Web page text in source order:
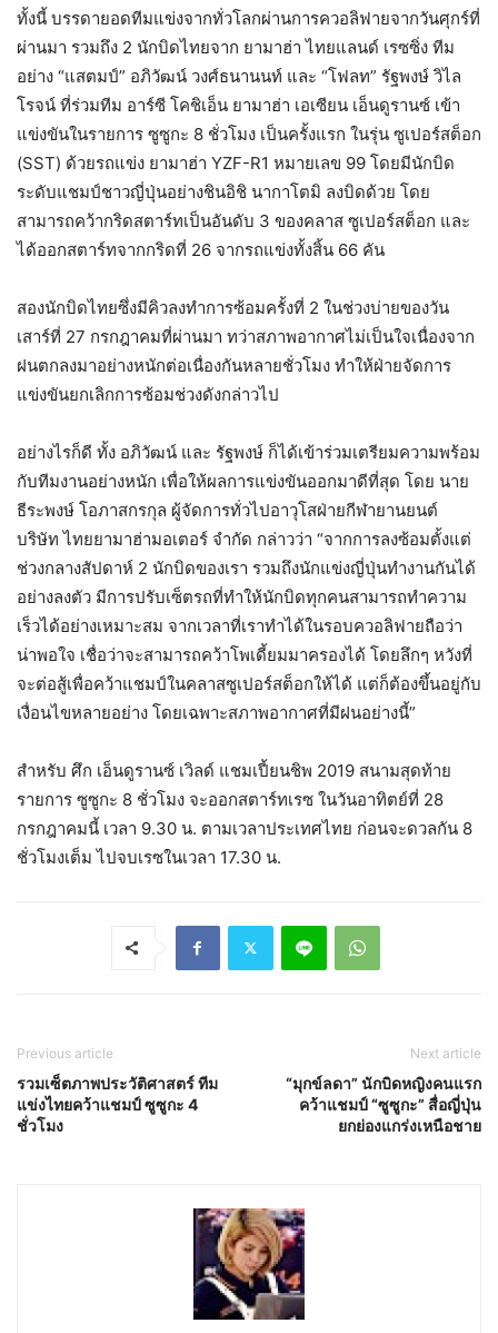
ทั้งนี้ บรรดายอดทีมแข่งจากทั่วโลกผ่านการควอลิฟายจากวันศุกร์ที่
ผ่านมา รวมถึง 2 นักบิดไทยจาก ยามาฮ่า ไทยแลนด์ เรซซิ่ง ทีม
อย่าง “แสตมป์” อภิวัฒน์ วงศ์ธนานนท์ และ “โฟลท” รัฐพงษ์ วิไล
โรจน์ ที่ร่วมทีม อาร์ซี โคชิเอ็น ยามาฮ่า เอเซียน เอ็นดูรานซ์ เข้า
แข่งขันในรายการ ซูซูกะ 8 ชั่วโมง เป็นครั้งแรก ในรุ่น ซูเปอร์สต็อก
(SST) ด้วยรถแข่ง ยามาฮ่า YZF-R1 หมายเลข 99 โดยมีนักบิด
ระดับแชมป์ชาวญี่ปุ่นอย่างชินอิชิ นากาโตมิ ลงบิดด้วย โดย
สามารถคว้ากริดสตาร์ทเป็นอันดับ 3 ของคลาส ซูเปอร์สต็อก และ
ได้ออกสตาร์ทจากกริดที่ 26 จากรถแข่งทั้งสิ้น 66 คัน
สองนักบิดไทยซึ่งมีคิวลงทำการซ้อมครั้งที่ 2 ในช่วงบ่ายของวัน
เสาร์ที่ 27 กรกฎาคมที่ผ่านมา ทว่าสภาพอากาศไม่เป็นใจเนื่องจาก
ฝนตกลงมาอย่างหนักต่อเนื่องกันหลายชั่วโมง ทำให้ฝ่ายจัดการ
แข่งขันยกเลิกการซ้อมช่วงดังกล่าวไป
อย่างไรก็ดี ทั้ง อภิวัฒน์ และ รัฐพงษ์ ก็ได้เข้าร่วมเตรียมความพร้อม
กับทีมงานอย่างหนัก เพื่อให้ผลการแข่งขันออกมาดีที่สุด โดย นาย
ธีระพงษ์ โอภาสกรกุล ผู้จัดการทั่วไปอาวุโสฝ่ายกีฬายานยนต์
บริษัท ไทยยามาฮ่ามอเตอร์ จำกัด กล่าวว่า “จากการลงซ้อมตั้งแต่
ช่วงกลางสัปดาห์ 2 นักบิดของเรา รวมถึงนักแข่งญี่ปุ่นทำงานกันได้
อย่างลงตัว มีการปรับเซ็ตรถที่ทำให้นักบิดทุกคนสามารถทำความ
เร็วได้อย่างเหมาะสม จากเวลาที่เราทำได้ในรอบควอลิฟายถือว่า
น่าพอใจ เชื่อว่าจะสามารถคว้าโพเดี้ยมมาครองได้ โดยลึกๆ หวังที่
จะต่อสู้เพื่อคว้าแชมป์ในคลาสซูเปอร์สต็อกให้ได้ แต่ก็ต้องขึ้นอยู่กับ
เงื่อนไขหลายอย่าง โดยเฉพาะสภาพอากาศที่มีฝนอย่างนี้”
สำหรับ ศึก เอ็นดูรานซ์ เวิลด์ แชมเปี้ยนชิพ 2019 สนามสุดท้าย
รายการ ซูซูกะ 8 ชั่วโมง จะออกสตาร์ทเรซ ในวันอาทิตย์ที่ 28
กรกฎาคมนี้ เวลา 9.30 น. ตามเวลาประเทศไทย ก่อนจะดวลกัน 8
ชั่วโมงเต็ม ไปจบเรซในเวลา 17.30 น.
Previous article
รวมเซ็ตภาพประวัติศาสตร์ ทีม
แข่งไทยคว้าแชมป์ ซูซูกะ 4
ชั่วโมง
Next article
“มุกข์ลดา” นักบิดหญิงคนแรก
คว้าแชมป์ “ซูซูกะ” สื่อญี่ปุ่น
ยกย่องแกร่งเหนือชาย